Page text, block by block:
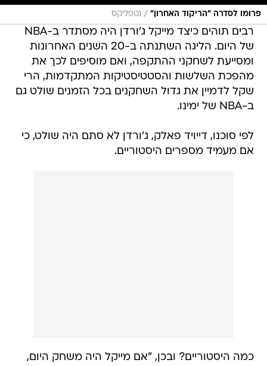
פרומו לסדרה "הריקוד האחרון" / נטפליקס
רבים תוהים כיצד מייקל ג'ורדן היה מסתדר ב-NBA
של היום. הליגה השתנתה ב-20 השנים האחרונות
ומסייעת לשחקני ההתקפה, ואם מוסיפים לכך את
מהפכת השלשות והסטטיסטיקות המתקדמות, הרי
שקל לדמיין את גדול השחקנים בכל הזמנים שולט גם
ב-NBA של ימינו.
לפי סוכנו, דייויד פאלק, ג'ורדן לא סתם היה שולט, כי
אם מעמיד מספרים היסטוריים.
כמה היסטוריים? ובכן, "אם מייקל היה משחק היום,